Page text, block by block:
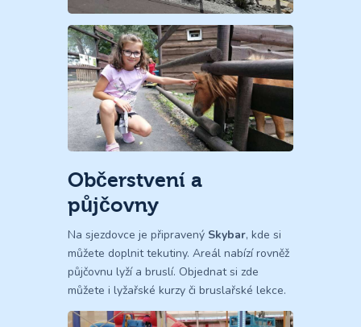
Občerstvení a
půjčovny
Na sjezdovce je připravený Skybar, kde si
můžete doplnit tekutiny. Areál nabízí rovněž
půjčovnu lyží a bruslí. Objednat si zde
můžete i lyžařské kurzy či bruslařské lekce.